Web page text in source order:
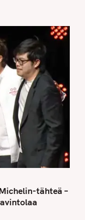
tähteä –